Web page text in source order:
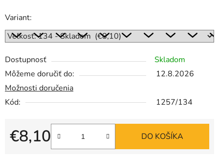
Variant:
Dostupnosť
Skladom
Môžeme doručiť do:
12.8.2026
Možnosti doručenia
Kód:
1257/134
€8,10
Jednotková cena:
DO KOŠÍKA